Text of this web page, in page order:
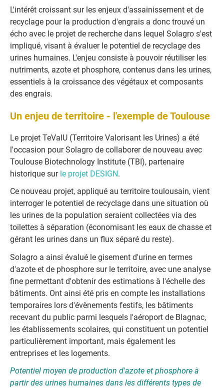
L'intérêt croissant sur les enjeux d'assainissement et de
recyclage pour la production d'engrais a donc trouvé un
écho avec l e projet de recherche dans lequel Solagro s'est
impliqué, visant à évaluer le potentiel de recyclage des
urines humaines. L'enjeu consiste à pouvoir réutiliser les
nutriments, azote et phosphore, contenus dans les urines,
essentiels à la croissance des végétaux et composants
des engrais.
Un enjeu de territoire - l'exemple de Toulouse
Le projet TeValU (Territoire Valorisant les Urines) a été
l'occasion pour Solagro de collaborer de nouveau avec
Toulouse Biotechnology Institute (TBI), partenaire
historique sur le projet DESIGN.
Ce nouveau projet, appliqué au territoire toulousain, vient
interroger le potentiel de recyclage dans une situation où
les urines de la population seraient collectées via des
toilettes à séparation (économisant les eaux de chasse et
gérant les urines dans un flux séparé du reste).
Solagro a ainsi évalué le gisement d'urine en termes
d'azote et de phosphore sur le territoire, avec une analyse
fine permettant d'obtenir des estimations à l'échelle des
bâtiments. Ont ainsi été pris en compte les installations
temporaires lors d'évènements festifs, les bâtiments
recevant du public parmi lesquels l'aéroport de Blagnac,
les établissements scolaires, qui constituent un potentiel
particulièrement important, mais également les
entreprises et les logements.
Potentiel moyen de production d'azote et phosphore à
partir des urines humaines dans les différents types de